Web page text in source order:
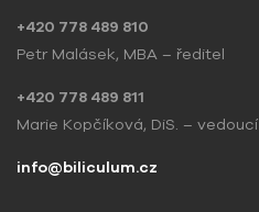
+420 778 489 810
Petr Malásek, MBA – ředitel
+420 778 489 811
Marie Kopčíková, DiS. – vedoucí
info@biliculum.cz